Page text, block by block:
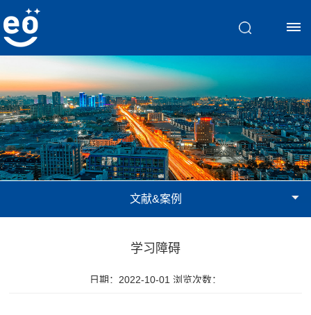
首
页
脑
视
斜
文献&案例
学习障碍
日期：2022-10-01 浏览次数：